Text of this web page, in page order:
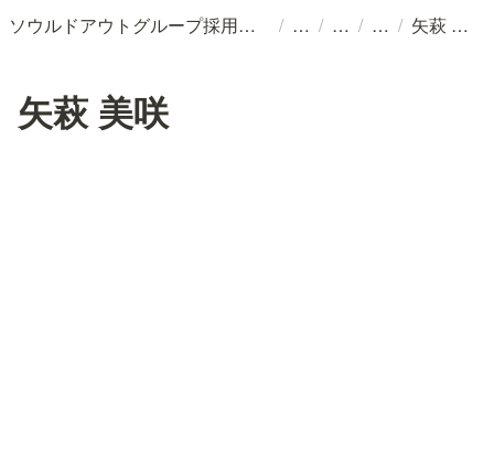
ソウルドアウトグループ採用情報 / / / / 矢萩 美咲
矢萩 美咲